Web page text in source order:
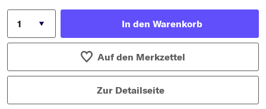
In den Warenkorb
Auf den Merkzettel
Zur Detailseite